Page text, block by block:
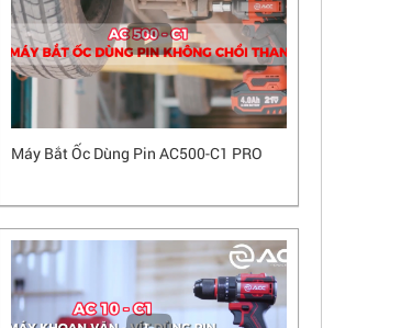
Máy Bắt Ốc Dùng Pin AC500-C1 PRO